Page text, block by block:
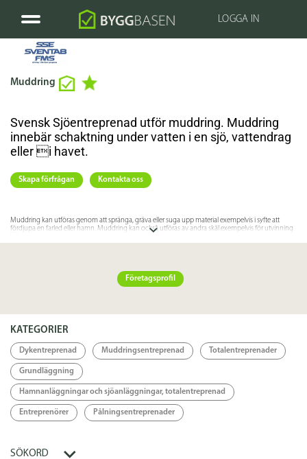
LOGGA IN
Muddring
Svensk Sjöentreprenad utför muddring. Muddring
innebär schaktning under vatten i en sjö, vattendrag
eller i havet.
Skapa förfrågan Kontakta oss
Muddring kan utföras genom att spränga, gräva eller suga upp material exempelvis i syfte att
fördjupa en farled eller hamn. Muddring kan också utföras av andra skäl exempelvis för utvinning
typer av muddring på grunda vatten och/eller i förorenade massor. Inom detta område utför vi
Länkar
Länk
Företagsprofil
KATEGORIER
Dykentreprenad Muddringsentreprenad Totalentreprenader
Grundläggning
Hamnanläggningar och sjöanläggningar, totalentreprenad
Entreprenörer Pålningsentreprenader
SÖKORD